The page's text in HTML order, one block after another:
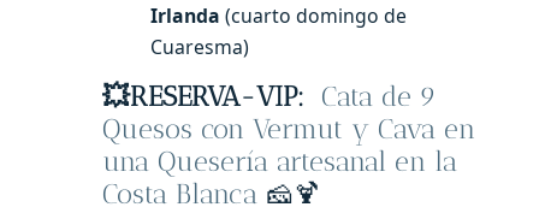
Irlanda (cuarto domingo de
Cuaresma)
💥RESERVA-VIP: Cata de 9
Quesos con Vermut y Cava en
una Quesería artesanal en la
Costa Blanca 🧀🍹